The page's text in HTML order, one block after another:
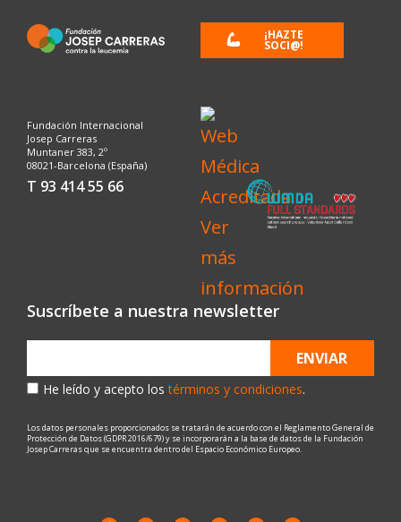
Fundación Internacional
Josep Carreras
Muntaner 383, 2º
08021-Barcelona (España)
T 93 414 55 66
¡HAZTE
SOCI@!
Suscríbete a nuestra newsletter
He leído y acepto lostérminos y condiciones.
ENVIAR
Los datos personales proporcionados se tratarán de acuerdo con el Reglamento General de
Protección de Datos (GDPR 2016/679) y se incorporarán a la base de datos de la Fundación
Josep Carreras que se encuentra dentro del Espacio Económico Europeo.